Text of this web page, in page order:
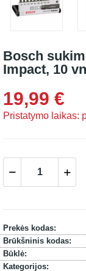
Bosch
Impact, 10
19,99 €
Pristatymo laikas:
Prekės kodas:
Brūkšninis kodas:
Būklė:
Kategorijos: